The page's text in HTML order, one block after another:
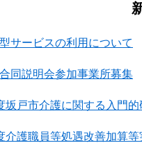
サービスの利用について
同説明会参加事業所募集
坂戸市介護に関する入門
介護職員等処遇改善加算